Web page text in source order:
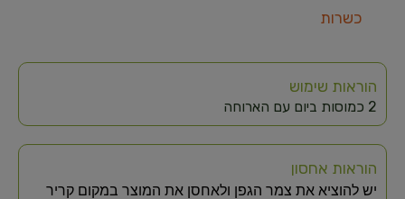
כשרות
הוראות שימוש
2 כמוסות ביום עם הארוחה
הוראות אחסון
יש להוציא את צמר הגפן ולאחסן את המוצר במקום קריר